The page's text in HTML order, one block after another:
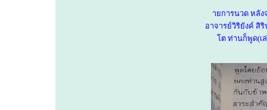
ายการนวด หลั
อาจารย์วิริยังค์ สิ
โต ท่านก็พูด(เ